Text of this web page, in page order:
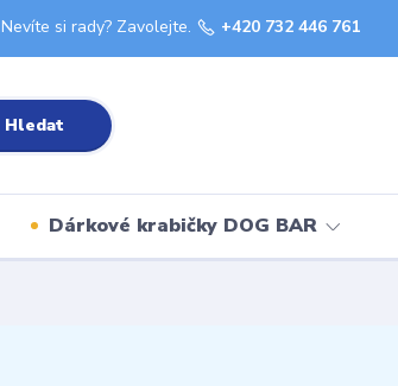
Hledat
Nevíte si rady? Zavolejte. +420 732 446 761
Dárkové krabičky DOG BAR